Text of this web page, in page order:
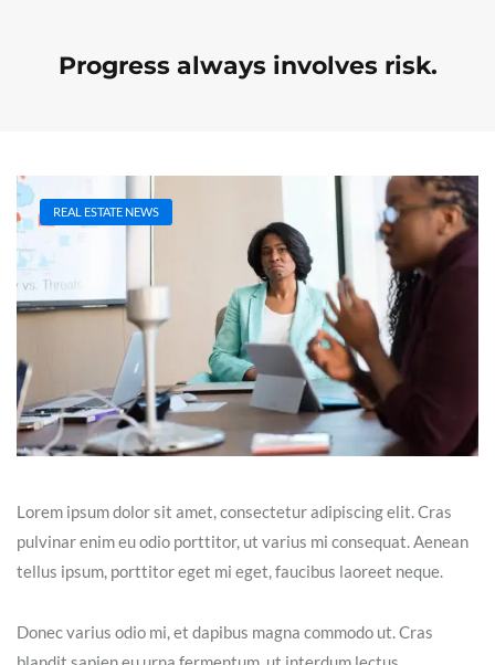
Progress always involves risk.
REAL ESTATE NEWS
Lorem ipsum dolor sit amet, consectetur adipiscing elit. Cras
pulvinar enim eu odio porttitor, ut varius mi consequat. Aenean
tellus ipsum, porttitor eget mi eget, faucibus laoreet neque.
Donec varius odio mi, et dapibus magna commodo ut. Cras